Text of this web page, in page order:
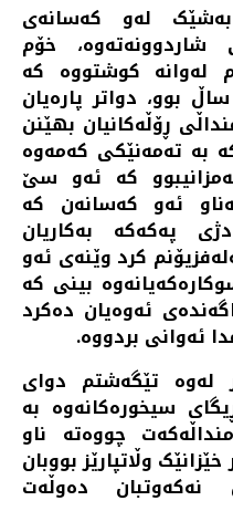
لەو کەسانەی
شاردوونەتەوە، خۆم
کوشتووە کە
تەمەنیان لەنێوان ٢٢ تا ٢٤ ساڵ بوو، دواتر پارەیان
ڕۆڵەکانیان بهێنن
بە تەمەنێکی کەمەوە
کە ئەو سێ
ئەو کەسانەن کە
پەکەکە بەکاریان
کرد وێنەی ئەو
بینی کە
ئەوەیان دەکرد
ئەوانی بردووە.
لەوە تێگەشتم دوای
سیخورەکانەوە بە
چووەتە ناو
وڵاتپارێز بووبان
نەکەوتبان دەوڵەت